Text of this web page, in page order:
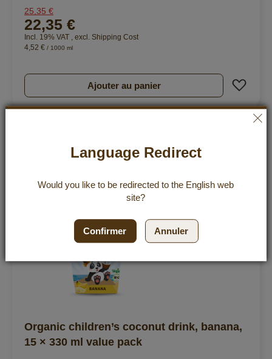
25,35 €
22,35 €
Incl. 19% VAT , excl. Shipping Cost
4,52 € / 1000 ml
Ajouter au panier
Organic children’s coconut drink, banana,
15 × 330 ml value pack
Language Redirect
Would you like to be redirected to the English web
site?
Confirmer Annuler